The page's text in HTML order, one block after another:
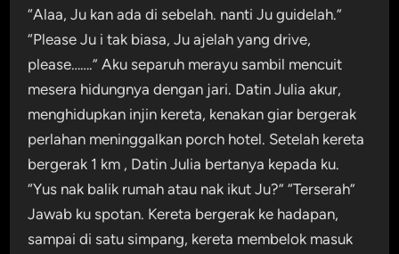
“Alaa, Ju kan ada di sebelah. nanti Ju guidelah.”
“Please Ju i tak biasa, Ju ajelah yang drive,
please…….” Aku separuh merayu sambil mencuit
mesera hidungnya dengan jari. Datin Julia akur,
menghidupkan injin kereta, kenakan giar bergerak
perlahan meninggalkan porch hotel. Setelah kereta
bergerak 1 km , Datin Julia bertanya kepada ku.
“Yus nak balik rumah atau nak ikut Ju?” “Terserah”
Jawab ku spotan. Kereta bergerak ke hadapan,
sampai di satu simpang, kereta membelok masuk